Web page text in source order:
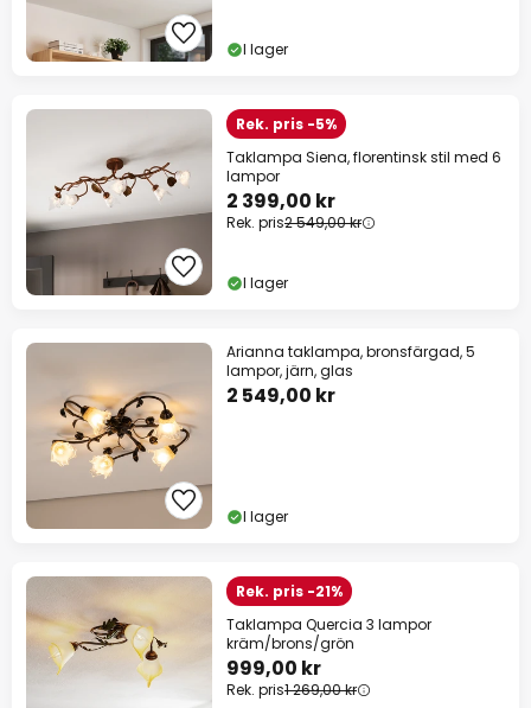
I lager
Rek. pris -5%
Taklampa Siena, florentinsk stil med 6
lampor
2 399,00 kr
Rek. pris2 549,00 kr
I lager
Arianna taklampa, bronsfärgad, 5
lampor, järn, glas
2 549,00 kr
I lager
Rek. pris -21%
Taklampa Quercia 3 lampor
kräm/brons/grön
999,00 kr
Rek. pris1 269,00 kr